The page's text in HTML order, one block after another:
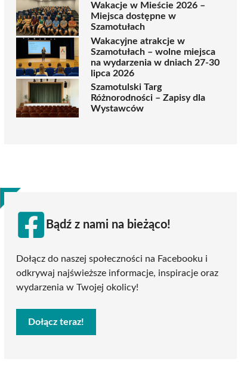
Wakacje w Mieście 2026 –
Miejsca dostępne w
Szamotułach
Wakacyjne atrakcje w
Szamotułach – wolne miejsca
na wydarzenia w dniach 27-30
lipca 2026
Szamotulski Targ
Różnorodności – Zapisy dla
Wystawców
Bądź z nami na bieżąco!
Dołącz do naszej społeczności na Facebooku i
odkrywaj najświeższe informacje, inspiracje oraz
wydarzenia w Twojej okolicy!
Dołącz teraz!